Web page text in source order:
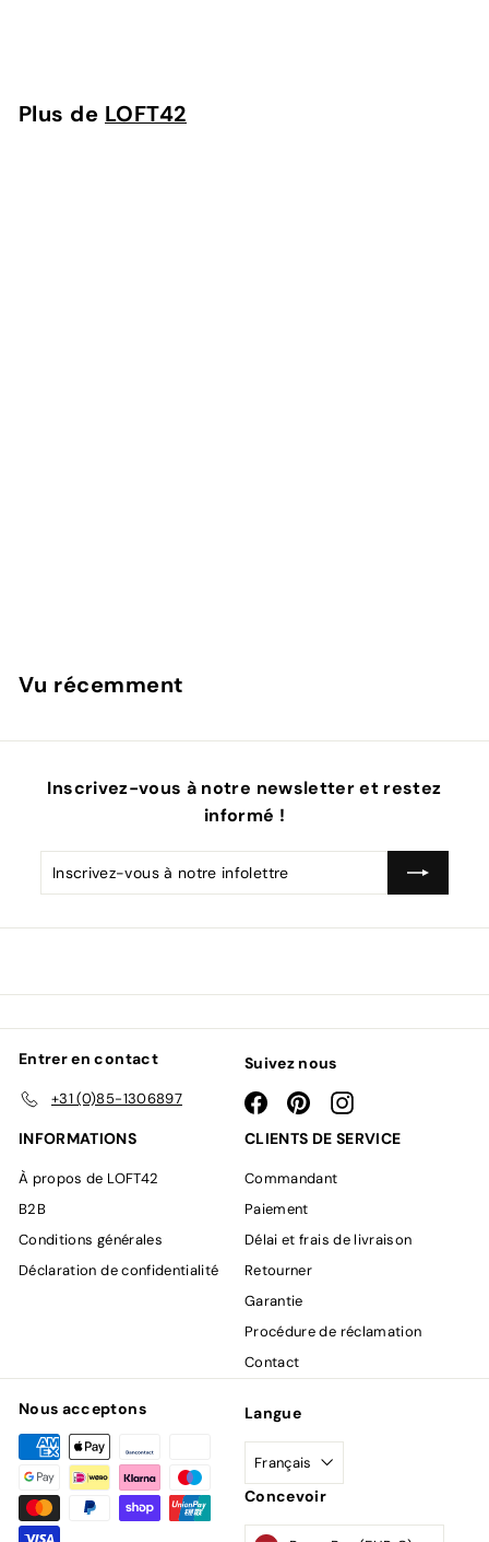
Plus de LOFT42
Vu récemment
Inscrivez-vous à notre newsletter et restez
informé !
Inscrivez-
vous
S'inscrire
Entrer en contact
+31 (0)85-1306897
Suivez nous
FacebookPinterestInstagram
INFORMATIONS
À propos de LOFT42
B2B
Conditions générales
Déclaration de confidentialité
CLIENTS DE SERVICE
Commandant
Paiement
Délai et frais de livraison
Retourner
Garantie
Procédure de réclamation
Contact
Nous acceptons Langue
Français
Concevoir